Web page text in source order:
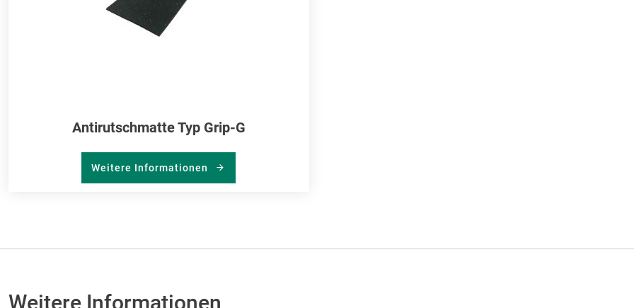
Antirutschmatte Typ Grip-G
Weitere Informationen
Weitere Informationen